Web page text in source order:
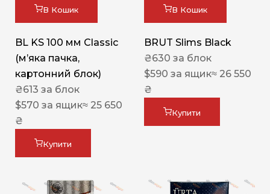
В Кошик
BL KS 100 мм Classic
(м’яка пачка,
картонний блок)
₴613 за блок
$570 за ящик≈ 25 650
₴
Купити
В Кошик
BRUT Slims Black
₴630 за блок
$590 за ящик≈ 26 550
₴
Купити